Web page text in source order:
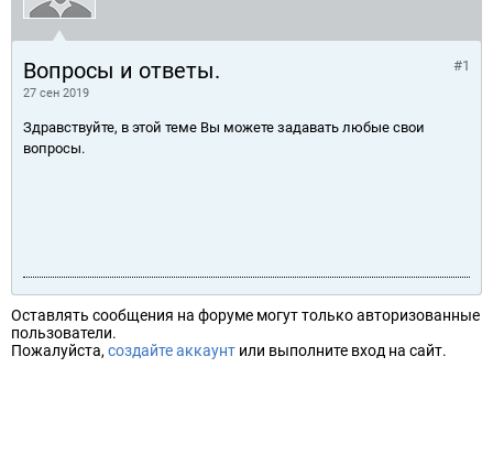
Вопросы и ответы.
27 сен 2019
#1
Здравствуйте, в этой теме Вы можете задавать любые свои
вопросы.
Оставлять сообщения на форуме могут только авторизованные
пользователи.
Пожалуйста, создайте аккаунт или выполните вход на сайт.